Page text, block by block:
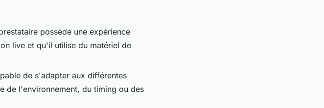
possède une expérience
live et qu'il utilise du matériel de
de s'adapter aux différentes
de l'environnement, du timing ou des